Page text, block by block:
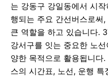
는 강동구 강일동에서 시
행되는 주요 간선버스로써
큰 역할을 하고 있습니다.
강서구를 잇는 중요한 노
양한 목적으로 활용됩니다
스의 시간표, 노선, 운행